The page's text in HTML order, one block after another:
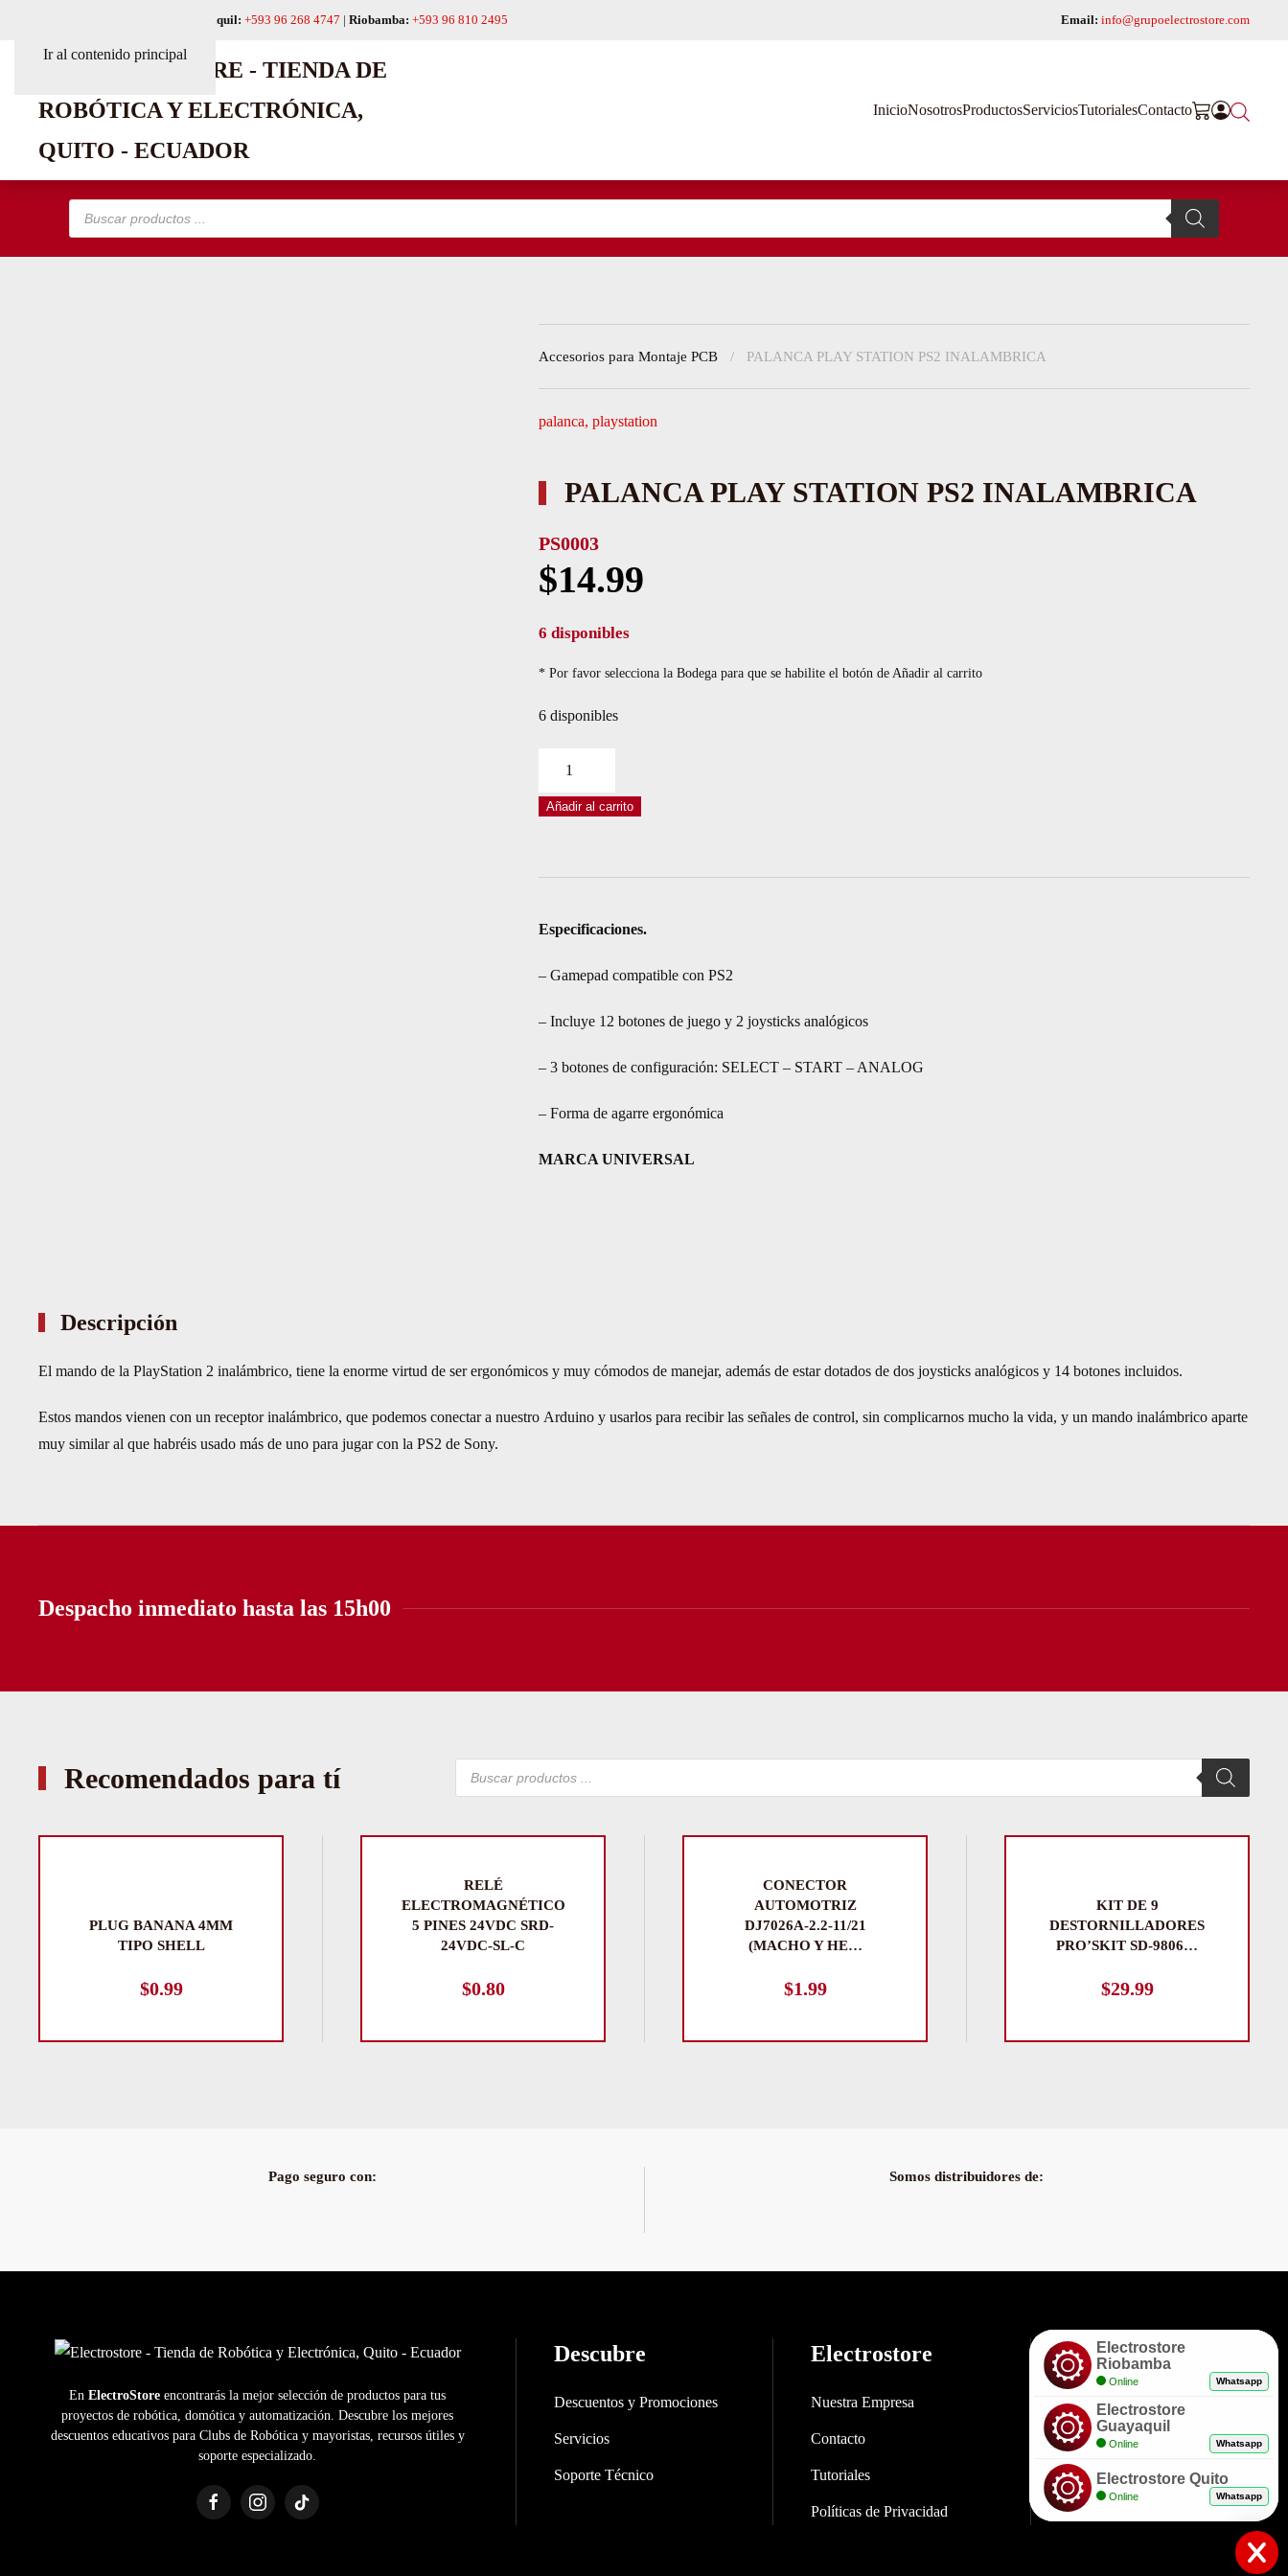
Ir al contenido principal
Guayaquil: +593 96 268 4747 | Riobamba: +593 96 810 2495 Email: info@grupoelectrostore.com
InicioNosotrosProductosServiciosTutorialesContacto
Búsqueda
productos
Accesorios para Montaje PCB PALANCA PLAY STATION PS2 INALAMBRICA
palanca, playstation
PALANCA PLAY STATION PS2 INALAMBRICA
PS0003
$14.99
6 disponibles
* Por favor selecciona la Bodega para que se habilite el botón de Añadir al carrito
6 disponibles
STATION
Añadir al carrito
Especificaciones.
– Gamepad compatible con PS2
– Incluye 12 botones de juego y 2 joysticks analógicos
– 3 botones de configuración: SELECT – START – ANALOG
– Forma de agarre ergonómica
MARCA UNIVERSAL
Descripción
El mando de la PlayStation 2 inalámbrico, tiene la enorme virtud de ser ergonómicos y muy cómodos de manejar, además de estar dotados de dos joysticks analógicos y 14 botones incluidos.
Estos mandos vienen con un receptor inalámbrico, que podemos conectar a nuestro Arduino y usarlos para recibir las señales de control, sin complicarnos mucho la vida, y un mando inalámbrico aparte
muy similar al que habréis usado más de uno para jugar con la PS2 de Sony.
Despacho inmediato hasta las 15h00
Recomendados para tí
Búsqueda
productos
PLUG BANANA 4MM
TIPO SHELL
$0.99
RELÉ
ELECTROMAGNÉTICO
5 PINES 24VDC SRD-
24VDC-SL-C
$0.80
CONECTOR
AUTOMOTRIZ
DJ7026A-2.2-11/21
(MACHO Y HE…
$1.99
KIT DE 9
DESTORNILLADORES
PRO’SKIT SD-9806…
$29.99
Pago seguro con: Somos distribuidores de:
En ElectroStore encontrarás la mejor selección de productos para tus
proyectos de robótica, domótica y automatización. Descubre los mejores
descuentos educativos para Clubs de Robótica y mayoristas, recursos útiles y
soporte especializado.
Descubre
Descuentos y Promociones
Servicios
Soporte Técnico
Electrostore
Nuestra Empresa
Contacto
Tutoriales
Políticas de Privacidad
Enlaces
Políticas de Garantía
Envíos y Entregas
Formas de Pago
Electrostore
Riobamba
Online Whatsapp
Electrostore
Guayaquil
Online Whatsapp
Electrostore Quito
Online Whatsapp